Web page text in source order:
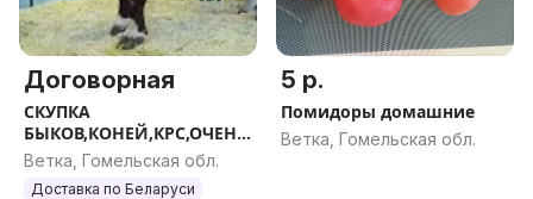
Договорная
СКУПКА
БЫКОВ,КОНЕЙ,КРС,ОЧЕНЬ
ДОРОГОЖИВЫМ ВЕСОМ,
Ветка, Гомельская обл.
Доставка по Беларуси
5 р.
Помидоры домашние
Ветка, Гомельская обл.